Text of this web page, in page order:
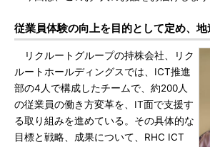
従業員体験の向上を目的として定め、
リクルートグループの持株会社、リク
ルートホールディングスでは、ICT推進
部の4人で構成したチームで、約200人
の従業員の働き方変革を、IT面で支援す
る取り組みを進めている。その具体的な
目標と戦略、成果について、RHC ICT